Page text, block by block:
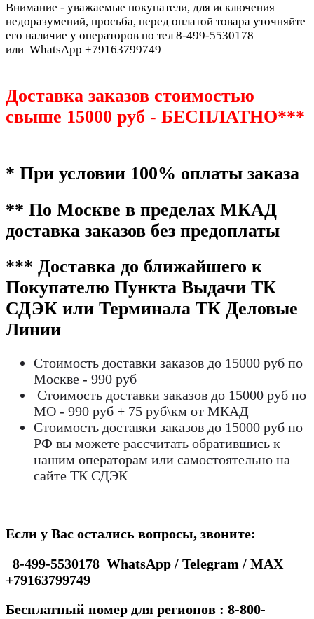
Внимание - уважаемые покупатели, для исключения
недоразумений, просьба, перед оплатой товара уточняйте
его наличие у операторов по тел 8-499-5530178
или WhatsApp +79163799749
Доставка заказов стоимостью
свыше 15000 руб - БЕСПЛАТНО***
* При условии 100% оплаты заказа
** По Москве в пределах МКАД
доставка заказов без предоплаты
*** Доставка до ближайшего к
Покупателю Пункта Выдачи ТК
СДЭК или Терминала ТК Деловые
Линии
Стоимость доставки заказов до 15000 руб по
Москве - 990 руб
Стоимость доставки заказов до 15000 руб по
МО - 990 руб + 75 руб\км от МКАД
Стоимость доставки заказов до 15000 руб по
РФ вы можете рассчитать обратившись к
нашим операторам или самостоятельно на
сайте ТК СДЭК
Если у Вас остались вопросы, звоните:
8-499-5530178 WhatsApp / Telegram / MAX
+79163799749
Бесплатный номер для регионов : 8-800-